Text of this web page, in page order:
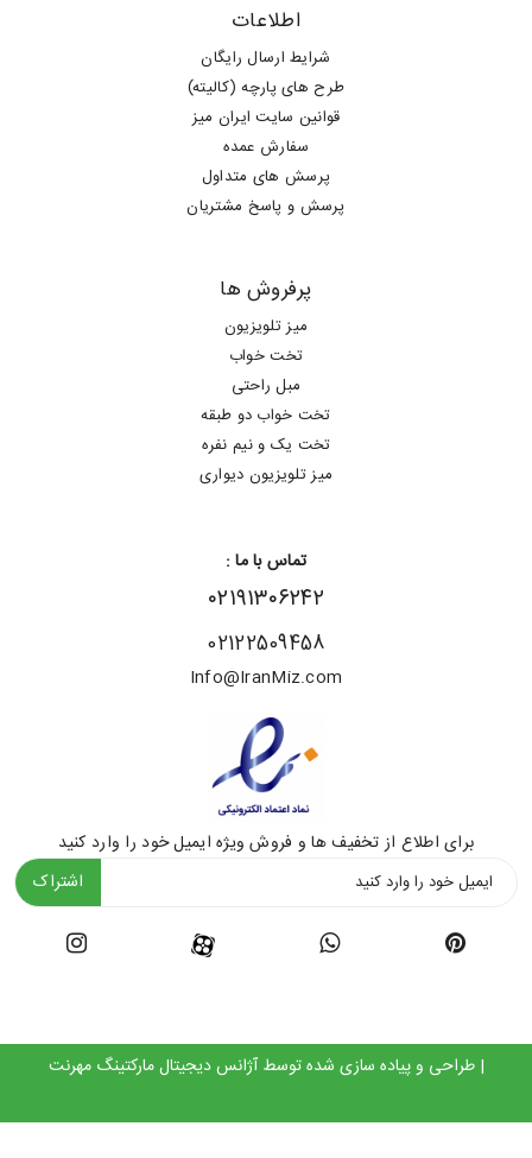
اطلاعات
شرایط ارسال رایگان
طرح های پارچه (کالیته)
قوانین سایت ایران میز
سفارش عمده
پرسش های متداول
پرسش و پاسخ مشتریان
پرفروش ها
میز تلویزیون
تخت خواب
مبل راحتی
تخت خواب دو طبقه
تخت یک و نیم نفره
میز تلویزیون دیواری
تماس با ما :
۰۲۱۹۱۳۰۶۲۴۲
02122509458
Info@IranMiz.com
برای اطلاع از تخفیف ها و فروش ویژه ایمیل خود را وارد کنید
اشتراک
| طراحی و پیاده سازی شده توسطآژانس دیجیتال مارکتینگ مهرنت